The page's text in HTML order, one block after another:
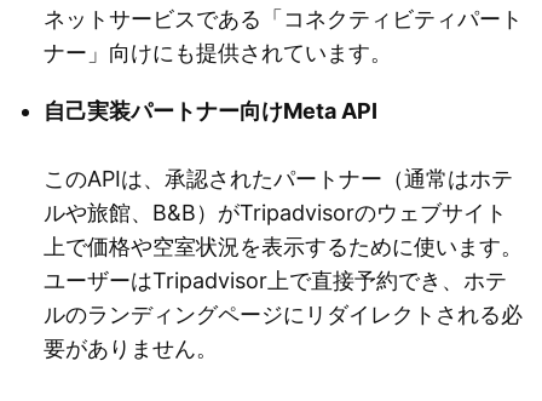
ネットサービスである「コネクティビティパート
ナー」向けにも提供されています。
自己実装パートナー向けMeta API
このAPIは、承認されたパートナー（通常はホテ
ルや旅館、B&B）がTripadvisorのウェブサイト
上で価格や空室状況を表示するために使います。
ユーザーはTripadvisor上で直接予約でき、ホテ
ルのランディングページにリダイレクトされる必
要がありません。